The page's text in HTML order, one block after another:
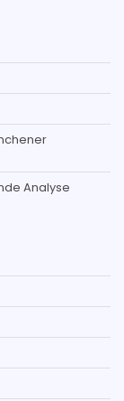
Analyse